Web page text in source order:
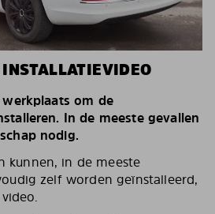
om de
In de meeste gevallen
nodig.
kunnen, in de meeste
zelf worden geïnstalleerd,